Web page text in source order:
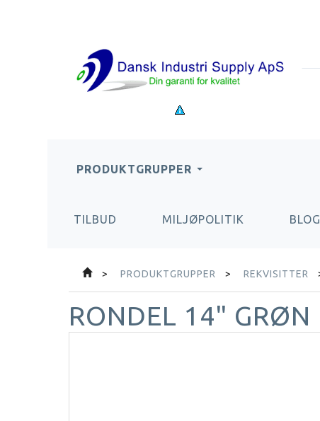
PRODUKTGRUPPER
TILBUD MILJØPOLITIK BLOG
PRODUKTGRUPPER REKVISITTER
RONDEL 14" GRØN